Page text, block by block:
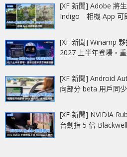
[XF 新聞] Adobe 將
Indigo 相機 App 可
[XF 新聞] Winamp
2027 上半年登場‧
[XF 新聞] Android
向部分 beta 用戶同
[XF 新聞] NVIDIA
台劍指 5 倍